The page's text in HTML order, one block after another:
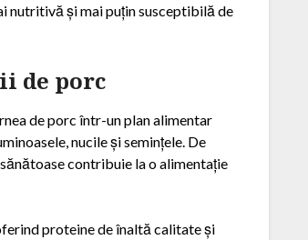
nutritivă și mai puțin susceptibilă de
de porc
de porc într-un plan alimentar
nucile și semințele. De
contribuie la o alimentație
proteine de înaltă calitate și